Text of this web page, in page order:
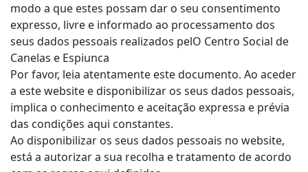
modo a que estes possam dar o seu consentimento
expresso, livre e informado ao processamento dos
seus dados pessoais realizados pelO Centro Social de
Canelas e Espiunca
Por favor, leia atentamente este documento. Ao aceder
a este website e disponibilizar os seus dados pessoais,
implica o conhecimento e aceitação expressa e prévia
das condições aqui constantes.
Ao disponibilizar os seus dados pessoais no website,
está a autorizar a sua recolha e tratamento de acordo